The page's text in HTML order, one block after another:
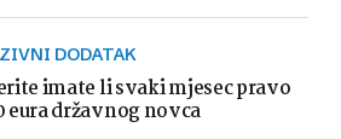
DODATAK
imate li svaki mjesec pravo
eura državnog novca